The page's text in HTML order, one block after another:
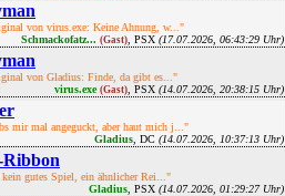
von virus.exe: Keine Ahnung, w..."
Schmackofatz... (Gast) , PSX (17.07.2026, 06:43:29 Uhr)
von Gladius: Finde, da gibt es..."
virus.exe (Gast) , PSX (14.07.2026, 20:38:15 Uhr)
mir mal angeguckt, aber haut mich j..."
Gladius , DC (14.07.2026, 10:37:13 Uhr)
kein gutes Spiel, ein ähnlicher Rei..."
Gladius , PSX (14.07.2026, 01:29:27 Uhr)